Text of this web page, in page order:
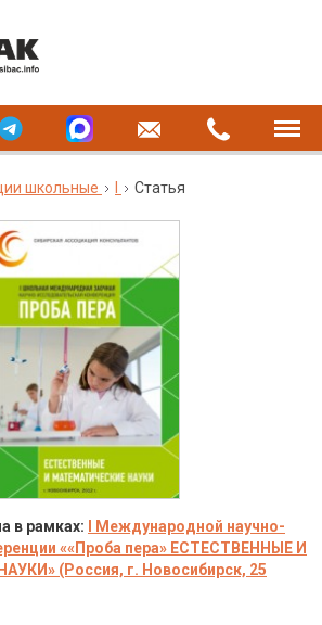
школьные Статья
в рамках:
I Международной научно-
««Проба пера» ЕСТЕСТВЕННЫЕ И
(Россия, г. Новосибирск, 25